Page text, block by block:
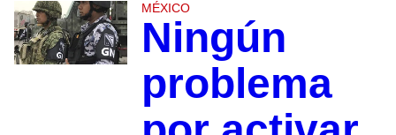
MÉXICO
Ningún
problema